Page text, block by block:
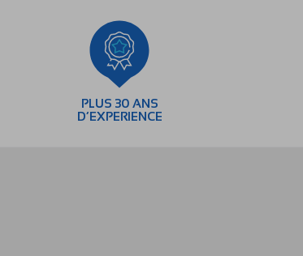
PLUS 30 ANS
D’EXPERIENCE